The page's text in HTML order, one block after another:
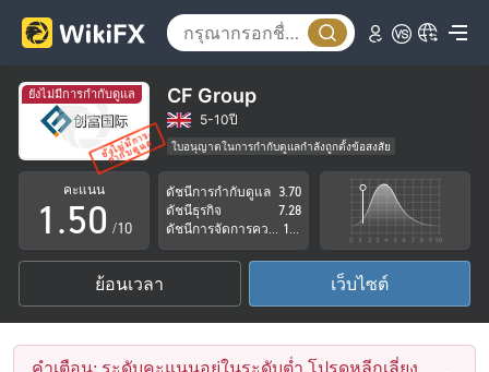
ยังไม่มีการกำกับดูแล CF Group
5-10ปี
ใบอนุญาตในการกำกับดูแลกำลังถูกตั้งข้อสงสัย
กลุ่มธุรกิจที่ต้องสงสัย
วานูอาตู ใบอนุญาตการซื้อขายฟอเร็กซ์ (EP)ถูกยกเลิก
ระวังความเสี่ยงอันตรายที่อาจจะซ่อนอยู่
คะแนน
0
1
2
3
4
.
1
2
3
4
5
6
7
8
0
1
2
3
/10
ดัชนีการกำกับดูแล 3.70
ดัชนีธุรกิจ
7.28
ย้อนเวลา เว็บไซต์
คำเตือน: ระดับคะแนนอยู่ในระดับต่ำ โปรดหลีกเลี่ยง